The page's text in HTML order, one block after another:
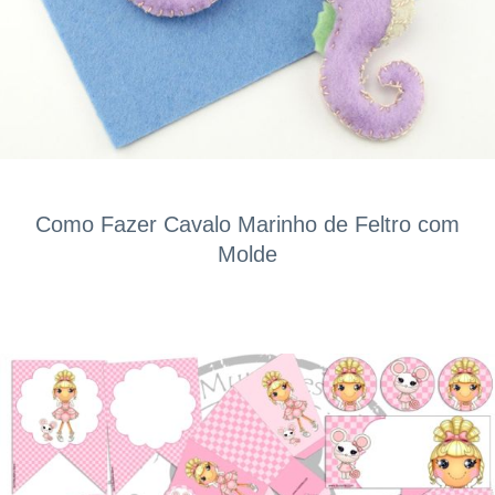
Como Fazer Cavalo Marinho de Feltro com
Molde